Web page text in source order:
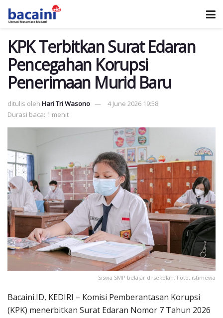
KPK Terbitkan Surat Edaran
Pencegahan Korupsi
Penerimaan Murid Baru
ditulis oleh Hari Tri Wasono
4 June 2026 19:58
Durasi baca: 1 menit
Siswa SMP belajar di sekolah. Foto: istimewa
Bacaini.ID, KEDIRI – Komisi Pemberantasan Korupsi
(KPK) menerbitkan Surat Edaran Nomor 7 Tahun 2026